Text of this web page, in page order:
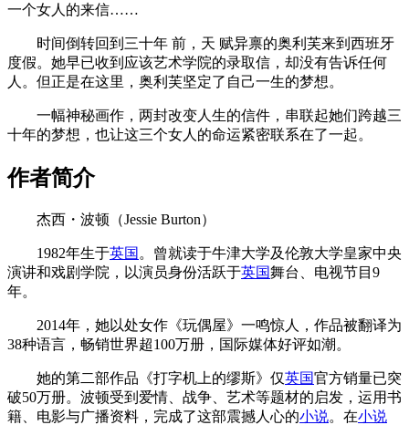
一个女人的来信……
时间倒转回到三十年 前，天 赋异禀的奥利芙来到西班牙
度假。她早已收到应该艺术学院的录取信，却没有告诉任何
人。但正是在这里，奥利芙坚定了自己一生的梦想。
一幅神秘画作，两封改变人生的信件，串联起她们跨越三
十年的梦想，也让这三个女人的命运紧密联系在了一起。
作者简介
杰西・波顿（Jessie Burton）
1982年生于英国 。曾就读于牛津大学及伦敦大学皇家中央
演讲和戏剧学院，以演员身份活跃于英国舞台、电视节目9
年。
2014年，她以处女作《玩偶屋》一鸣惊人，作品被翻译为
38种语言，畅销世界超100万册，国际媒体好评如潮。
她的第二部作品《打字机上的缪斯》仅英国官方销量已突
破50万册。波顿受到爱情、战争、艺术等题材的启发，运用书
籍、电影与广播资料，完成了这部震撼人心的小说。在小说